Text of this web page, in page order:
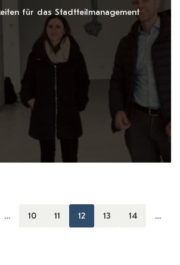
für das Stadtteilmanagement
… 10 11 12 13 14 …